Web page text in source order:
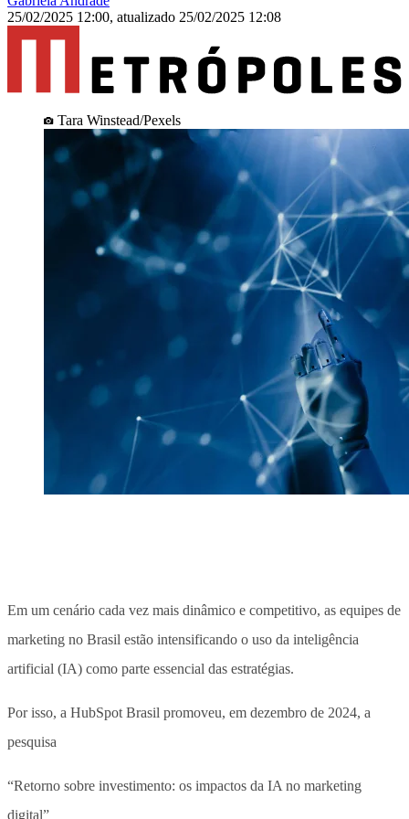
25/02/2025 12:00, atualizado 25/02/2025 12:08
Tara Winstead/Pexels
Em um cenário cada vez mais dinâmico e competitivo, as equipes de
marketing no Brasil estão intensificando o uso da inteligência
artificial (IA) como parte essencial das estratégias.
Por isso, a HubSpot Brasil promoveu, em dezembro de 2024, a
pesquisa
“Retorno sobre investimento: os impactos da IA no marketing
digital”